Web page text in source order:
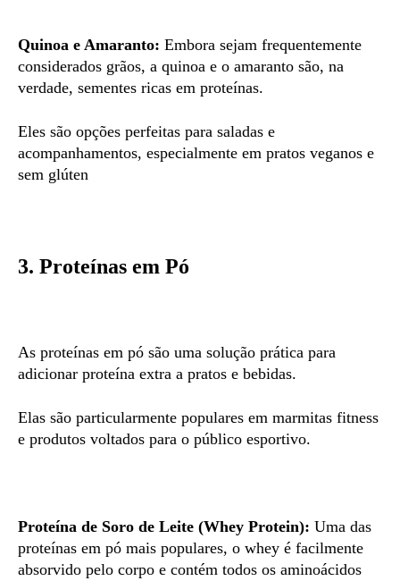
Quinoa e Amaranto: Embora sejam frequentemente
considerados grãos, a quinoa e o amaranto são, na
verdade, sementes ricas em proteínas.
Eles são opções perfeitas para saladas e
acompanhamentos, especialmente em pratos veganos e
sem glúten
3. Proteínas em Pó
As proteínas em pó são uma solução prática para
adicionar proteína extra a pratos e bebidas.
Elas são particularmente populares em marmitas fitness
e produtos voltados para o público esportivo.
Proteína de Soro de Leite (Whey Protein): Uma das
proteínas em pó mais populares, o whey é facilmente
absorvido pelo corpo e contém todos os aminoácidos